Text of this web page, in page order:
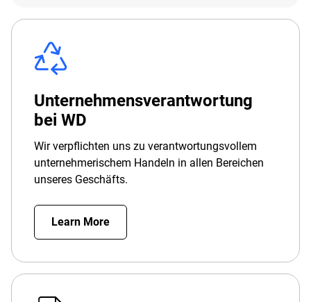
Unternehmensverantwortung
bei WD
Wir verpflichten uns zu verantwortungsvollem
unternehmerischem Handeln in allen Bereichen
unseres Geschäfts.
Learn More